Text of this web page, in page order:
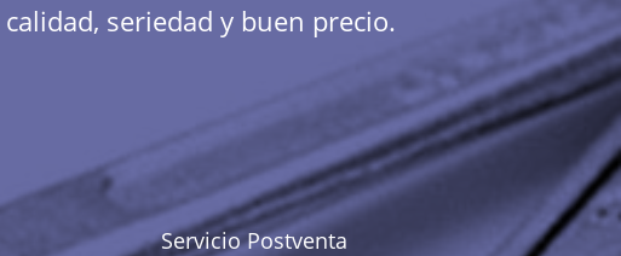
seriedad y buen precio.
Servicio Postventa